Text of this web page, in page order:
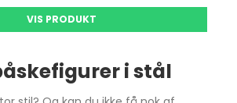
VIS PRODUKT
i stål